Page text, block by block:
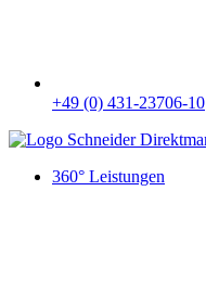
+49 (0) 431-23706-10
360° Leistungen